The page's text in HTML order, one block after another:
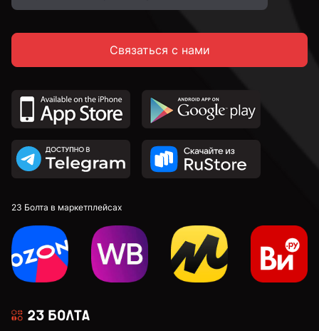
Связаться с нами
23 Болта в маркетплейсах